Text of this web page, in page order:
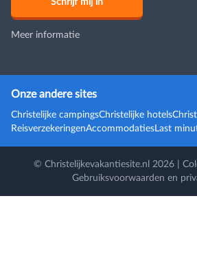
Meer informatie
Onze andere sites
Christelijke campingsChristelijke hotels
ReisverzekeringenAccommodaties Last
© Christelijkevakantiesite.nl 2026 |
Gebruiksvoorwaarden en